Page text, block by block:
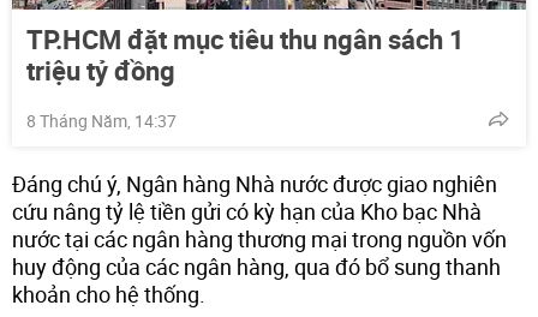
TP.HCM đặt mục tiêu thu ngân sách 1
triệu tỷ đồng
8 Tháng Năm, 14:37
Đáng chú ý, Ngân hàng Nhà nước được giao nghiên
cứu nâng tỷ lệ tiền gửi có kỳ hạn của Kho bạc Nhà
nước tại các ngân hàng thương mại trong nguồn vốn
huy động của các ngân hàng, qua đó bổ sung thanh
khoản cho hệ thống.